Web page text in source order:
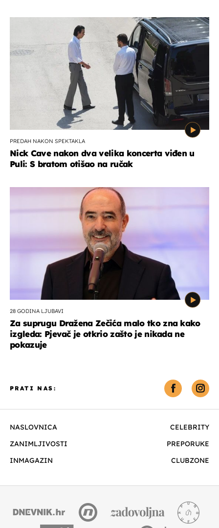
PREDAH NAKON SPEKTAKLA
Nick Cave nakon dva velika koncerta viđen u
Puli: S bratom otišao na ručak
28 GODINA LJUBAVI
Za suprugu Dražena Zečića malo tko zna kako
izgleda: Pjevač je otkrio zašto je nikada ne
pokazuje
NASLOVNICA
CELEBRITY
ZANIMLJIVOSTI
PREPORUKE
INMAGAZIN
CLUBZONE
PRATI NAS: